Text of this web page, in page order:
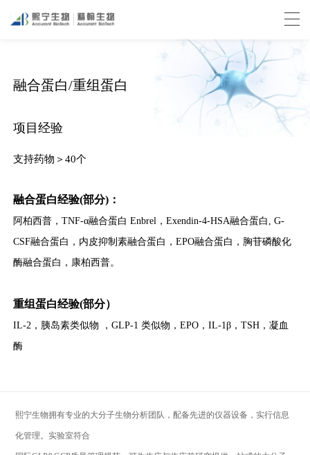
融合蛋白/重组蛋白
项目经验
支持药物＞40个
融合蛋白经验(部分)：
阿柏西普，TNF-α融合蛋白 Enbrel，Exendin-4-HSA融合蛋白, G-
CSF融合蛋白，内皮抑制素融合蛋白，EPO融合蛋白，胸苷磷酸化
酶融合蛋白，康柏西普。
重组蛋白经验(部分）
IL-2，胰岛素类似物 ，GLP-1 类似物，EPO，IL-1β，TSH，凝血
酶
熙宁生物拥有专业的大分子生物分析团队，配备先进的仪器设备，实行信息
化管理。实验室符合